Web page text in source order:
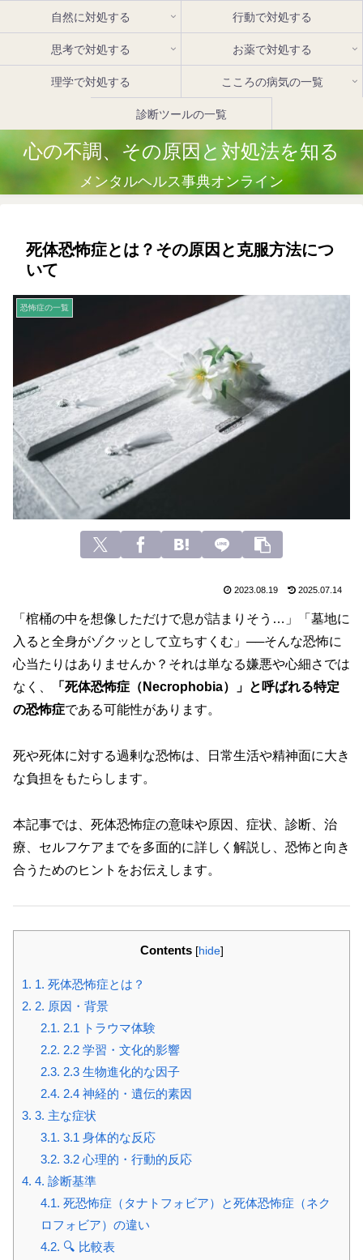
心の不調、その原因と対処法を知る
メンタルヘルス事典オンライン
自然に対処する 行動で対処する
思考で対処する お薬で対処する
理学で対処する こころの病気の一覧
診断ツールの一覧
死体恐怖症とは？その原因と克服方法につ
いて
恐怖症の一覧
2023.08.19 2025.07.14
「棺桶の中を想像しただけで息が詰まりそう…」「墓地に
入ると全身がゾクッとして立ちすくむ」──そんな恐怖に
心当たりはありませんか？それは単なる嫌悪や心細さでは
なく、
「死体恐怖症（Necrophobia）」と呼ばれる特定
の恐怖症である可能性があります。
死や死体に対する過剰な恐怖は、日常生活や精神面に大き
な負担をもたらします。
本記事では、死体恐怖症の意味や原因、症状、診断、治
療、セルフケアまでを多面的に詳しく解説し、恐怖と向き
合うためのヒントをお伝えします。
Contents [hide]
1. 1. 死体恐怖症とは？
2. 2. 原因・背景
2.1. 2.1 トラウマ体験
2.2. 2.2 学習・文化的影響
2.3. 2.3 生物進化的な因子
2.4. 2.4 神経的・遺伝的素因
3. 3. 主な症状
3.1. 3.1 身体的な反応
3.2. 3.2 心理的・行動的反応
4. 4. 診断基準
4.1. 死恐怖症（タナトフォビア）と死体恐怖症（ネク
ロフォビア）の違い
4.2. 🔍 比較表